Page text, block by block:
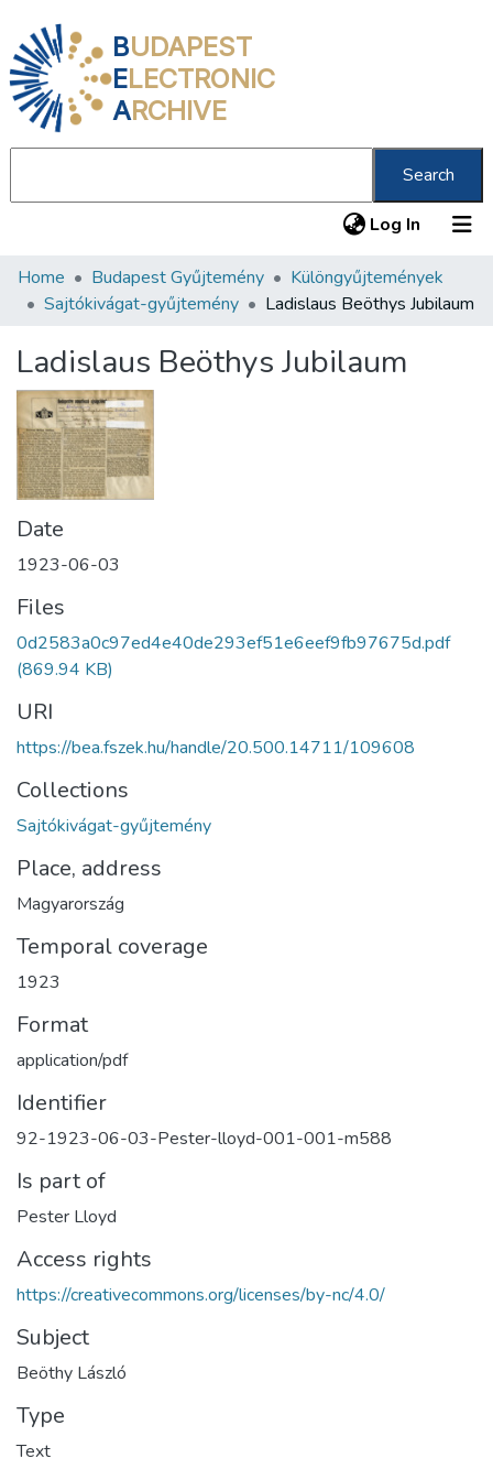
BUDAPEST
ELECTRONIC
ARCHIVE
Search
Log In (current)
Communities & Collections
Statistics
About us
Home Budapest Gyűjtemény
Különgyűjtemények
Sajtókivágat-gyűjtemény
Ladislaus Beöthys Jubilaum
Ladislaus Beöthys Jubilaum
Date
1923-06-03
Files
0d2583a0c97ed4e40de293ef51e6eef9fb97675d.pdf
(869.94 KB)
URI
https://bea.fszek.hu/handle/20.500.14711/109608
Collections
Sajtókivágat-gyűjtemény
Place, address
Magyarország
Temporal coverage
1923
Format
application/pdf
Identifier
92-1923-06-03-Pester-lloyd-001-001-m588
Is part of
Pester Lloyd
Access rights
https://creativecommons.org/licenses/by-nc/4.0/
Subject
Beöthy László
Type
Text